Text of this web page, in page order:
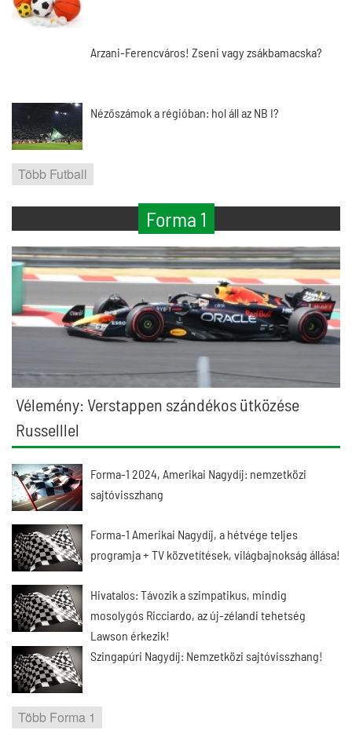
Arzani-Ferencváros! Zseni vagy zsákbamacska?
Nézőszámok a régióban: hol áll az NB I?
Több Futball
Forma 1
Vélemény: Verstappen szándékos ütközése
Russelllel
Forma-1 2024, Amerikai Nagydíj: nemzetközi
sajtóvisszhang
Forma-1 Amerikai Nagydíj, a hétvége teljes
programja + TV közvetítések, világbajnokság állása!
Hivatalos: Távozik a szimpatikus, mindig
mosolygós Ricciardo, az új-zélandi tehetség
Lawson érkezik!
Szingapúri Nagydíj: Nemzetközi sajtóvisszhang!
Több Forma 1